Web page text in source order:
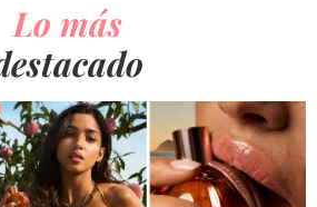
Lo más